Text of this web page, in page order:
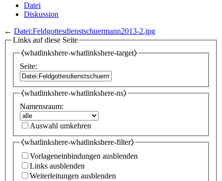
Datei
Diskussion
← Datei:Feldgottesdienstschuermann2013-2.jpg
Links auf diese Seite
⧼whatlinkshere-whatlinkshere-target⧽
Seite:
⧼whatlinkshere-whatlinkshere-ns⧽
Namensraum:
Auswahl umkehren
⧼whatlinkshere-whatlinkshere-filter⧽
Vorlageneinbindungen ausblenden
Links ausblenden
Weiterleitungen ausblenden